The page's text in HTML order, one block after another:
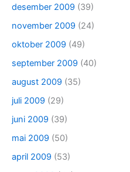
desember 2009 (39)
november 2009 (24)
oktober 2009 (49)
september 2009 (40)
august 2009 (35)
juli 2009 (29)
juni 2009 (39)
mai 2009 (50)
april 2009 (53)